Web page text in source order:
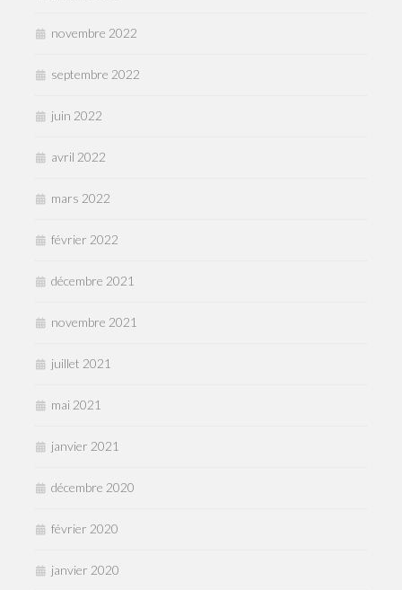
novembre 2022
septembre 2022
juin 2022
avril 2022
mars 2022
février 2022
décembre 2021
novembre 2021
juillet 2021
mai 2021
janvier 2021
décembre 2020
février 2020
janvier 2020